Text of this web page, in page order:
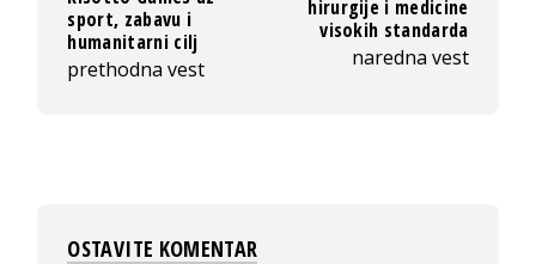
sport, zabavu i
humanitarni cilj
prethodna vest
hirurgije i medicine
visokih standarda
naredna vest
OSTAVITE KOMENTAR